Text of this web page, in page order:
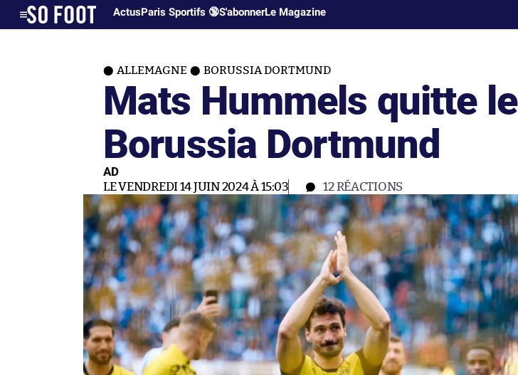
ActusParis Sportifs 🔞S'abonnerLe Magazine
ALLEMAGNE BORUSSIA DORTMUND
Mats Hummels quitte le
Borussia Dortmund
AD
LE VENDREDI 14 JUIN 2024 À 15:03 12RÉACTIONS